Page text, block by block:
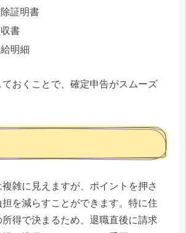
証明書
書
明細
ておくことで、確定申告がスムーズ
雑に見えますが、ポイントを押さ
担を減らすことができます。特に住
所得で決まるため、退職直後に請求